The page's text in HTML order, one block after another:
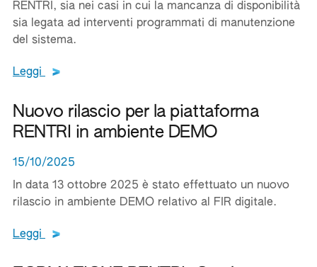
RENTRI, sia nei casi in cui la mancanza di disponibilità
sia legata ad interventi programmati di manutenzione
del sistema.
Leggi Leggi tutto il testo del documento
Nuovo rilascio per la piattaforma
RENTRI in ambiente DEMO
15/10/2025
In data 13 ottobre 2025 è stato effettuato un nuovo
rilascio in ambiente DEMO relativo al FIR digitale.
Leggi Leggi tutto il testo del documento